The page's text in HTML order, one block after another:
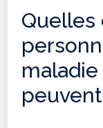
Quelles